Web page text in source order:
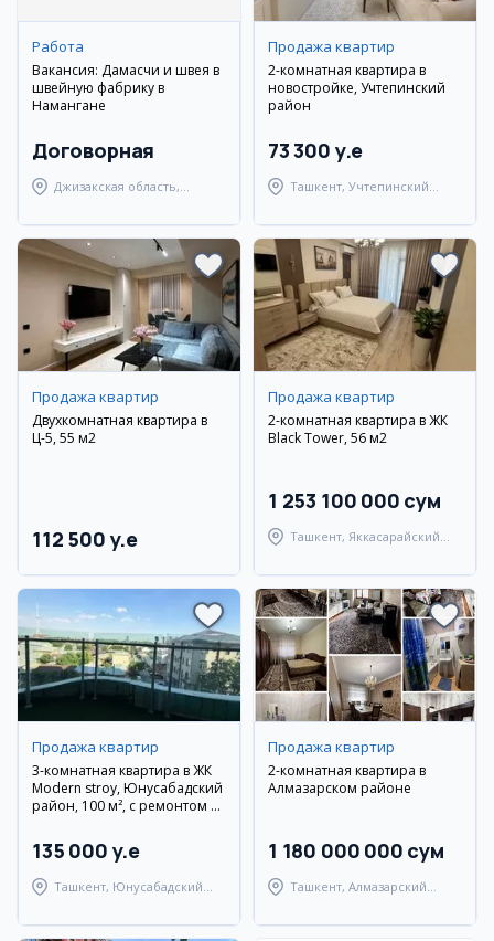
Работа
Вакансия: Дамасчи и швея в
швейную фабрику в
Намангане
Договорная
Джизакская область,
Продажа квартир
2-комнатная квартира в
новостройке, Учтепинский
район
73 300 y.e
Ташкент, Учтепинский
Продажа квартир
Двухкомнатная квартира в
Ц-5, 55 м2
112 500 y.e
Продажа квартир
2-комнатная квартира в ЖК
Black Tower, 56 м2
1 253 100 000 сум
Ташкент, Яккасарайский
Продажа квартир
3-комнатная квартира в ЖК
Modern stroy, Юнусабадский
район, 100 м², с ремонтом и
135 000 y.e
Ташкент, Юнусабадский
Продажа квартир
2-комнатная квартира в
Алмазарском районе
1 180 000 000 сум
Ташкент, Алмазарский